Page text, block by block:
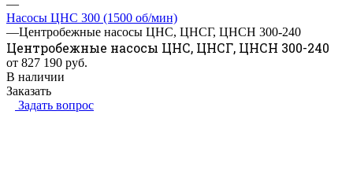
—
Насосы ЦНС 300 (1500 об/мин)
—Центробежные насосы ЦНС, ЦНСГ, ЦНСН 300-240
Центробежные насосы ЦНС, ЦНСГ, ЦНСН 300-240
от 827 190 руб.
В наличии
Заказать
Задать вопрос